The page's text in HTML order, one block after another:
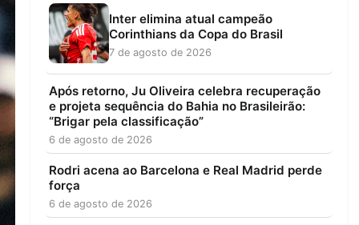
Inter elimina atual campeão
Corinthians da Copa do Brasil
7 de agosto de 2026
Após retorno, Ju Oliveira celebra recuperação
e projeta sequência do Bahia no Brasileirão:
“Brigar pela classificação”
6 de agosto de 2026
Rodri acena ao Barcelona e Real Madrid perde
força
6 de agosto de 2026